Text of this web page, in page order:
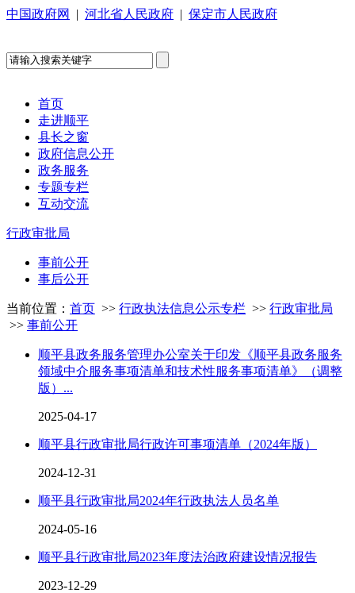
中国政府网 | 河北省人民政府 | 保定市人民政府
首页
走进顺平
县长之窗
政府信息公开
政务服务
专题专栏
互动交流
行政审批局
事前公开
事后公开
当前位置： 首页 >> 行政执法信息公示专栏 >> 行政审批局
>> 事前公开
顺平县政务服务管理办公室关于印发《顺平县政务服务
领域中介服务事项清单和技术性服务事项清单》（调整
版）...
2025-04-17
顺平县行政审批局行政许可事项清单（2024年版）
2024-12-31
顺平县行政审批局2024年行政执法人员名单
2024-05-16
顺平县行政审批局2023年度法治政府建设情况报告
2023-12-29